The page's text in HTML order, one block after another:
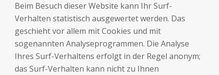
Beim Besuch dieser Website kann Ihr Surf-
Verhalten statistisch ausgewertet werden. Das
geschieht vor allem mit Cookies und mit
sogenannten Analyseprogrammen. Die Analyse
Ihres Surf-Verhaltens erfolgt in der Regel anonym;
das Surf-Verhalten kann nicht zu Ihnen